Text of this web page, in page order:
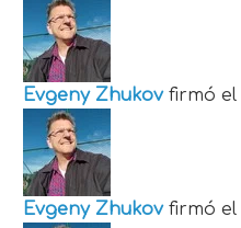
Evgeny Zhukov firmó el
Evgeny Zhukov firmó el